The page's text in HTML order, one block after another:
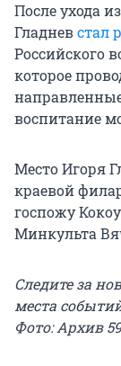
После ухода
Гладневстал
Российского
которое
воспитание
Место Игоря
краевой
госпожу
Минкульта
Следите за
места
Фото: Архив